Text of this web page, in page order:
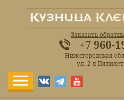
Заказать
+7 960-
Нижегородская
ул. 2-я